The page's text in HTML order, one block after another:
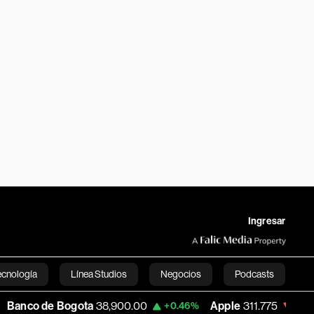
Ingresar
Línea Studios Negocios Podcasts
English
38,900.00 +0.46% Apple 311.775 -0.24% USD